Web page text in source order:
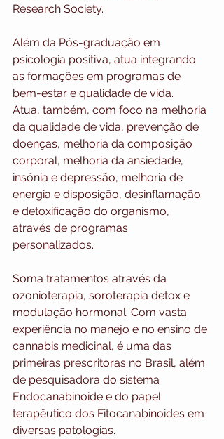
Research Society.
Além da Pós-graduação em
psicologia positiva, atua integrando
as formações em programas de
bem-estar e qualidade de vida.
Atua, também, com foco na melhoria
da qualidade de vida, prevenção de
doenças, melhoria da composição
corporal, melhoria da ansiedade,
insônia e depressão, melhoria de
energia e disposição, desinflamação
e detoxificação do organismo,
através de programas
personalizados.
Soma tratamentos através da
ozonioterapia, soroterapia detox e
modulação hormonal. Com vasta
experiência no manejo e no ensino de
cannabis medicinal, é uma das
primeiras prescritoras no Brasil, além
de pesquisadora do sistema
Endocanabinoide e do papel
terapêutico dos Fitocanabinoides em
diversas patologias.